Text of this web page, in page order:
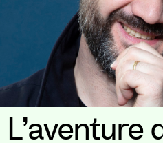
L’aventure